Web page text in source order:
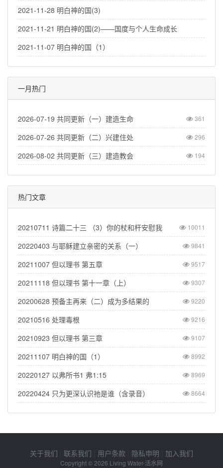
2021-11-28 明白神的国(3)
2021-11-21 明白神的国(2)——国度与个人生命成长
2021-11-07 明白神的国（1）
一月热门
2026-07-19 共同更新（一）建造生命 361
2026-07-26 共同更新（二）兴建住处 296
2026-08-02 共同更新（三）建造教会 194
热门文章
20210711 诗篇二十三 （3）你的杖和杆安慰我 10011
20220403 与耶稣建立亲密的关系（一） 9841
20211007 但以理书 第五章 9517
20211118 但以理书 第十一章（上） 9307
20200628 预备主再来（二）成为多结果的 9220
20210516 处理毒根 9216
20210923 但以理书 第三章 9107
20211107 明白神的国（1） 8992
20220127 以弗所书1 弗1:15 8969
20220424 只为更深认识祂是谁（含录音） 8664
关于我们 联系我们 用户条款 隐私申明 加入我们
Copyright © 2026 Living Water-活水网